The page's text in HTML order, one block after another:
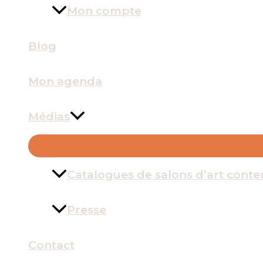
Mon compte
Blog
Mon agenda
Médias
Catalogues de salons d’art
Presse
Contact